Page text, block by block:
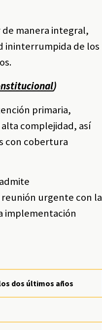
de manera integral,
ininterrumpida de los
)
primaria,
complejidad, así
con cobertura
reunión urgente con la
implementación
dos últimos años